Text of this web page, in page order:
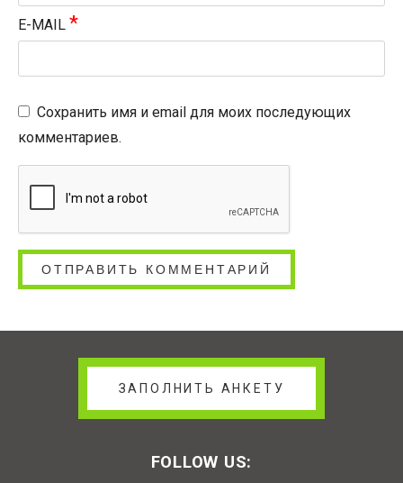
E-MAIL *
Сохранить имя и email для моих последующих
комментариев.
ЗАПОЛНИТЬ АНКЕТУ
FOLLOW US: